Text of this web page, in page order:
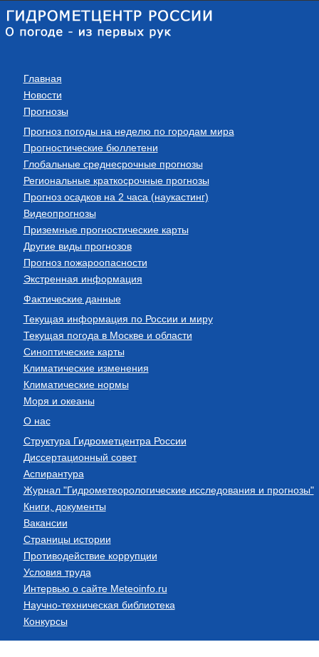
Главная
Новости
Прогнозы
Прогноз погоды на неделю по городам мира
Прогностические бюллетени
Глобальные среднесрочные прогнозы
Региональные краткосрочные прогнозы
Прогноз осадков на 2 часа (наукастинг)
Видеопрогнозы
Приземные прогностические карты
Другие виды прогнозов
Прогноз пожароопасности
Экстренная информация
Фактические данные
Текущая информация по России и миру
Текущая погода в Москве и области
Синоптические карты
Климатические изменения
Климатические нормы
Моря и океаны
О нас
Структура Гидрометцентра России
Диссертационный совет
Аспирантура
Журнал "Гидрометеорологические исследования и прогнозы"
Книги, документы
Вакансии
Страницы истории
Противодействие коррупции
Условия труда
Интервью о сайте Meteoinfo.ru
Научно-техническая библиотека
Конкурсы